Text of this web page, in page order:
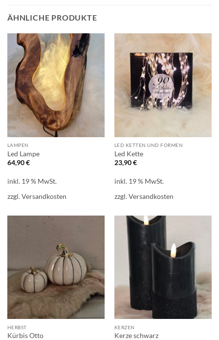
ÄHNLICHE PRODUKTE
LAMPEN
Led Lampe
64,90€
inkl. 19 % MwSt.
zzgl.Versandkosten
LED KETTEN UND FORMEN
Led Kette
23,90€
inkl. 19 % MwSt.
zzgl.Versandkosten
HERBST
Kürbis Otto
KERZEN
Kerze schwarz